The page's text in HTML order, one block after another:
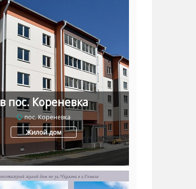
в пос. Кореневка
пос. Кореневка
Жилой дом